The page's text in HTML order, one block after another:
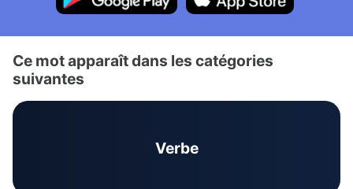
Ce mot apparaît dans les catégories
suivantes
Verbe